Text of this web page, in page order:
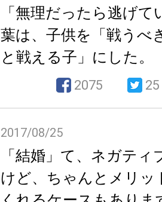
「無理だったら逃げ
葉は、子供を「戦うべ
と戦える子」にした。
2075 25
2017/08/25
「結婚」て、ネガテ
けど、ちゃんとメリッ